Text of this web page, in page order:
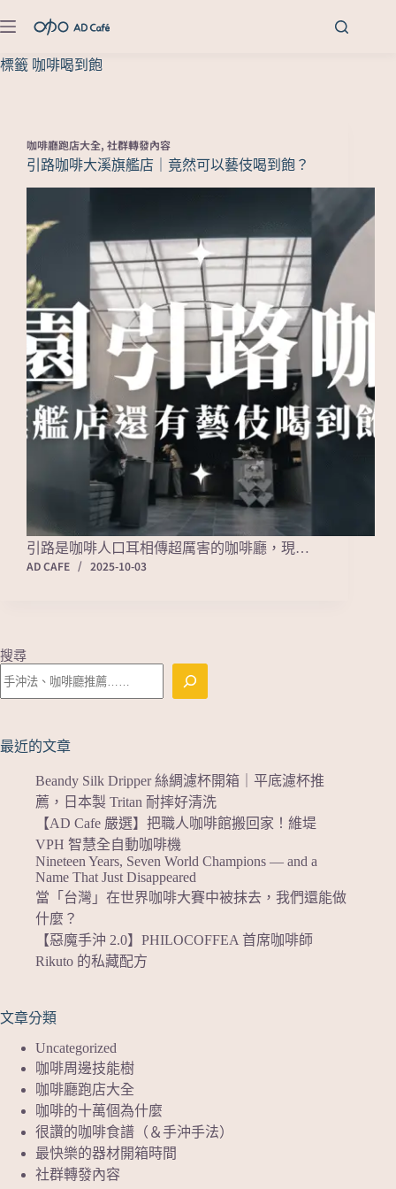
標籤 咖啡喝到飽
咖啡廳跑店大全, 社群轉發內容
引路咖啡大溪旗艦店｜竟然可以藝伎喝到飽？
引路是咖啡人口耳相傳超厲害的咖啡廳，現…
AD CAFE
2025-10-03
搜尋
最近的文章
Beandy Silk Dripper 絲綢濾杯開箱｜平底濾杯推
薦，日本製 Tritan 耐摔好清洗
【AD Cafe 嚴選】把職人咖啡館搬回家！維堤
VPH 智慧全自動咖啡機
Nineteen Years, Seven World Champions — and a
Name That Just Disappeared
當「台灣」在世界咖啡大賽中被抹去，我們還能做
什麼？
【惡魔手沖 2.0】PHILOCOFFEA 首席咖啡師
Rikuto 的私藏配方
文章分類
Uncategorized
咖啡周邊技能樹
咖啡廳跑店大全
咖啡的十萬個為什麼
很讚的咖啡食譜（＆手沖手法）
最快樂的器材開箱時間
社群轉發內容